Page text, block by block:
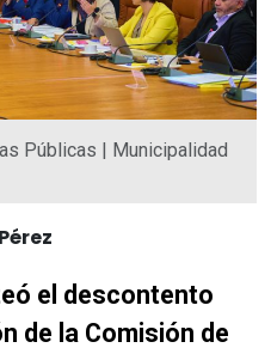
Públicas | Municipalidad
el descontento
de la Comisión de